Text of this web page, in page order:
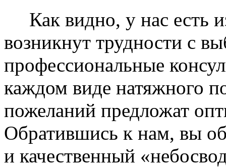
Как видно, у нас есть
возникнут трудности с
профессиональные
каждом виде натяжного
пожеланий предложат
Обратившись к нам, вы
и качественный